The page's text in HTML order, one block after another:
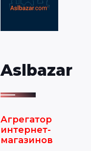
Aslbazar
Агрегатор
интернет-
магазинов